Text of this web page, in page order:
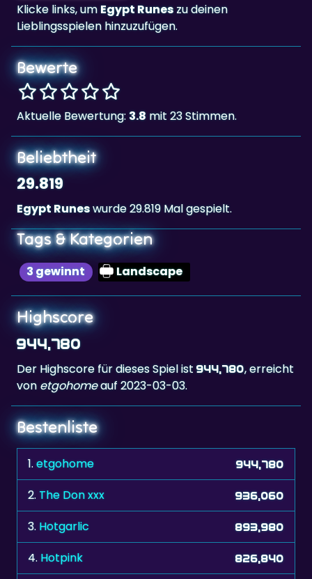
Klicke links, umEgypt Runeszu deinen
Lieblingsspielen hinzuzufügen.
Bewerte
Aktuelle Bewertung: 3.8 mit 23 Stimmen.
Beliebtheit
29.819
Egypt Runeswurde 29.819 Mal gespielt.
Tags & Kategorien
3 gewinnt Landscape
Highscore
944,780
Der Highscore für dieses Spiel ist944,780, erreicht
von etgohomeauf 2023-03-03.
Bestenliste
1.etgohome 944,780
2. The Don xxx 936,060
3. Hotgarlic 893,980
4. Hotpink 826,840